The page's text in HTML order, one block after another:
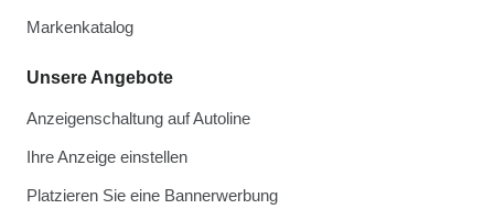
Markenkatalog
Unsere Angebote
Anzeigenschaltung auf Autoline
Ihre Anzeige einstellen
Platzieren Sie eine Bannerwerbung